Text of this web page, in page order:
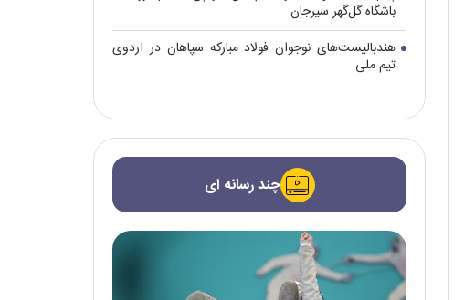
باشگاه گل‌گهر سیرجان
هندبالیست‌های نوجوان فولاد مبارکه سپاهان در اردوی
تیم ملی
چند رسانه ای